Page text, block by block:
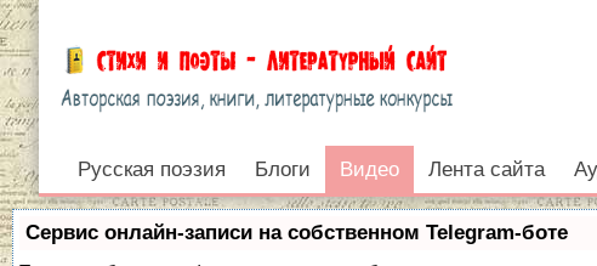
Видео
Войти
Русская поэзия Блоги Видео Лента сайта
Сервис онлайн-записи на собственном Telegram-боте